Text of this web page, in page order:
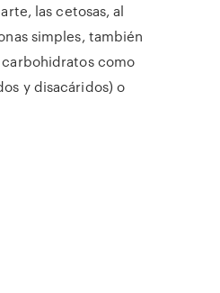
las cetosas, al
simples, también
como
y disacáridos) o